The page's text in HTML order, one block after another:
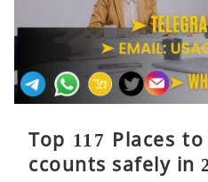
Top 117 Places
ccounts safely in